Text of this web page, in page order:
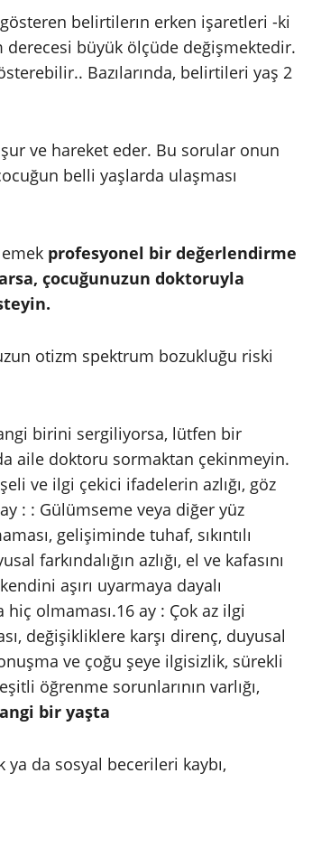
belirtilerın erken işaretleri -ki
derecesi büyük ölçüde değişmektedir.
Bazılarında, belirtileri yaş 2
ve hareket eder. Bu sorular onun
belli yaşlarda ulaşması
profesyonel bir değerlendirme
çocuğunuzun doktoruyla
otizm spektrum bozukluğu riski
birini sergiliyorsa, lütfen bir
aile doktoru sormaktan çekinmeyin.
ve ilgi çekici ifadelerin azlığı, göz
ay : : Gülümseme veya diğer yüz
gelişiminde tuhaf, sıkıntılı
farkındalığın azlığı, el ve kafasını
aşırı uyarmaya dayalı
hiç olmaması.16 ay : Çok az ilgi
değişikliklere karşı direnç, duyusal
ve çoğu şeye ilgisizlik, sürekli
öğrenme sorunlarının varlığı,
bir yaşta
da sosyal becerileri kaybı,